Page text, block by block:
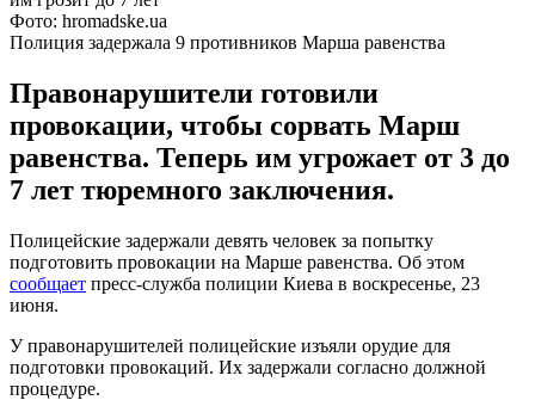
Фото: hromadske.ua
Полиция задержала 9 противников Марша равенства
Правонарушители готовили
провокации, чтобы сорвать Марш
равенства. Теперь им угрожает от 3 до
7 лет тюремного заключения.
Полицейские задержали девять человек за попытку
подготовить провокации на Марше равенства. Об этом
сообщает пресс-служба полиции Киева в воскресенье, 23
июня.
У правонарушителей полицейские изъяли орудие для
подготовки провокаций. Их задержали согласно должной
процедуре.